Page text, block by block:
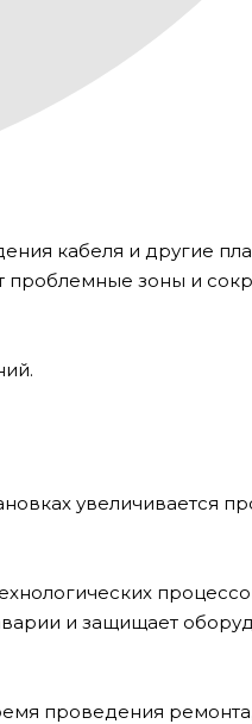
кабеля и другие
проблемные зоны и
увеличивается
и защищает
проведения